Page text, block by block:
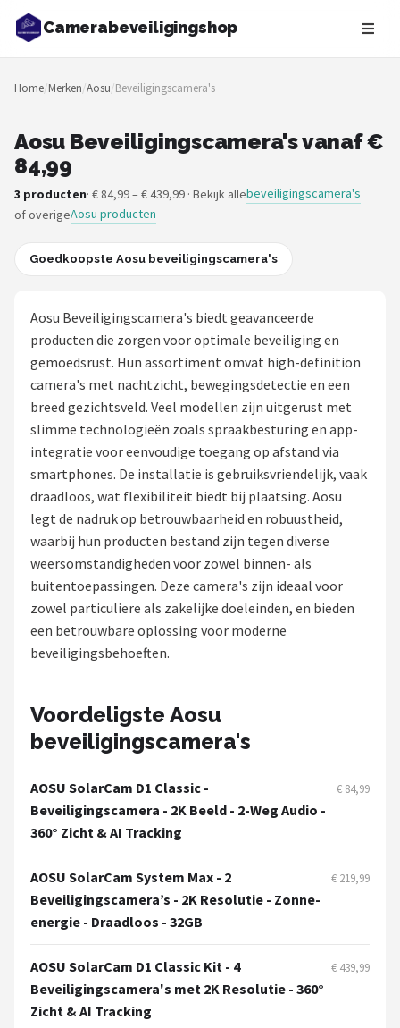
Camerabeveiligingshop
Zoeken
NAVIGATIE
Merken
Blog
Beveiligingscamera's
NAS
Shop
Eufy
Home-Locking
Reolink
EZVIZ
Hikvision
Foscam
Smartwares
ieGeek
Alle merken →
Home/Merken/Aosu/Beveiligingscamera's
Aosu Beveiligingscamera's vanaf €
84,99
3 producten· € 84,99 – € 439,99 · Bekijk allebeveiligingscamera's
of overigeAosu producten
Goedkoopste Aosu beveiligingscamera's
Aosu Beveiligingscamera's biedt geavanceerde
producten die zorgen voor optimale beveiliging en
gemoedsrust. Hun assortiment omvat high-definition
camera's met nachtzicht, bewegingsdetectie en een
breed gezichtsveld. Veel modellen zijn uitgerust met
slimme technologieën zoals spraakbesturing en app-
integratie voor eenvoudige toegang op afstand via
smartphones. De installatie is gebruiksvriendelijk, vaak
draadloos, wat flexibiliteit biedt bij plaatsing. Aosu
legt de nadruk op betrouwbaarheid en robuustheid,
waarbij hun producten bestand zijn tegen diverse
weersomstandigheden voor zowel binnen- als
buitentoepassingen. Deze camera's zijn ideaal voor
zowel particuliere als zakelijke doeleinden, en bieden
een betrouwbare oplossing voor moderne
beveiligingsbehoeften.
Voordeligste Aosu
beveiligingscamera's
AOSU SolarCam D1 Classic -
Beveiligingscamera - 2K Beeld - 2-Weg Audio -
360° Zicht & AI Tracking
€ 84,99
AOSU SolarCam System Max - 2
Beveiligingscamera’s - 2K Resolutie - Zonne-
energie - Draadloos - 32GB
€ 219,99
AOSU SolarCam D1 Classic Kit - 4
Beveiligingscamera's met 2K Resolutie - 360°
Zicht & AI Tracking
€ 439,99